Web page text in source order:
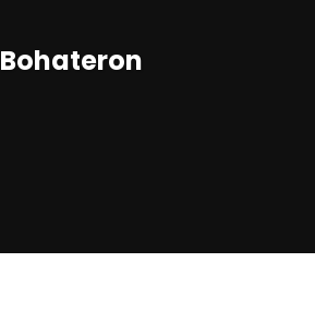
Bohateron